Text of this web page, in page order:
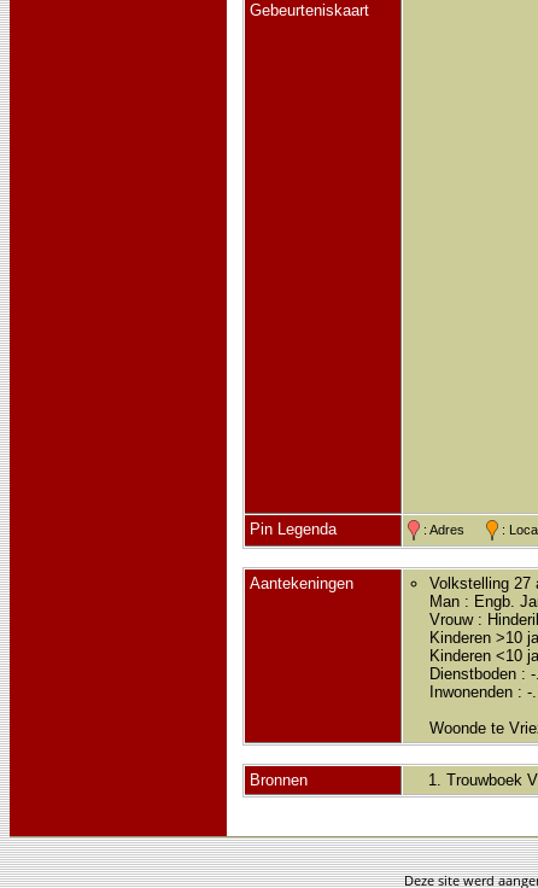
Gebeurteniskaart
Pin Legenda : Adres :
Aantekeningen
Volkstelling 27
Man : Engb.
Vrouw :
Kinderen >10
Kinderen <10
Dienstboden : -.
Inwonenden : -.
Woonde te
Bronnen Trouwboek
Deze site werd